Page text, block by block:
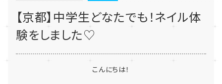
【京都】中学生どなたでも！ネイル体
験をしました♡
こんにちは！